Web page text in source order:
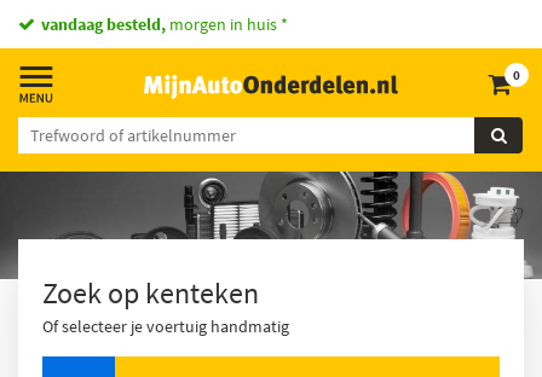
vandaag besteld, morgen in huis *
0
Zoek op kenteken
Of selecteer je voertuig handmatig